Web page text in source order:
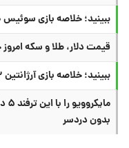
ببینید؛ خلاصه بازی سوئیس ۰ (۴) - کلمبیا ۰ (۳) در جام جهانی
قیمت دلار، طلا و سکه امروز
ببینید؛ خلاصه بازی آرژانتین ۳ - مصر ۲ در جام جهانی
بدون دردسر